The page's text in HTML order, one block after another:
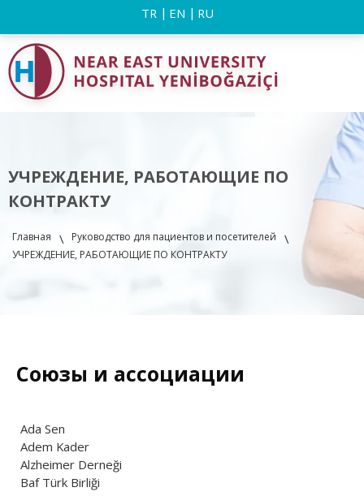
TR EN RU
УЧРЕЖДЕНИЕ, РАБОТАЮЩИЕ ПО
КОНТРАКТУ
Главная \ Руководство для пациентов и посетителей \
УЧРЕЖДЕНИЕ, РАБОТАЮЩИЕ ПО КОНТРАКТУ
Союзы и ассоциации
Ada Sen
Adem Kader
Alzheimer Derneği
Baf Türk Birliği